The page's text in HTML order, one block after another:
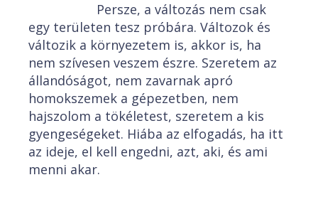
Persze, a változás nem csak
egy területen tesz próbára. Változok és
változik a környezetem is, akkor is, ha
nem szívesen veszem észre. Szeretem az
állandóságot, nem zavarnak apró
homokszemek a gépezetben, nem
hajszolom a tökéletest, szeretem a kis
gyengeségeket. Hiába az elfogadás, ha itt
az ideje, el kell engedni, azt, aki, és ami
menni akar.